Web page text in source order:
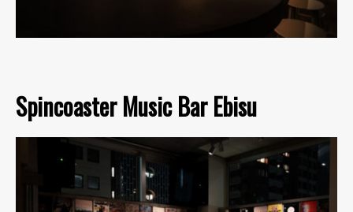
Spincoaster Music Bar Ebisu